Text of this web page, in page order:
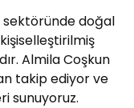
sektöründe doğal
Almila Coşkun
takip ediyor ve
sunuyoruz.